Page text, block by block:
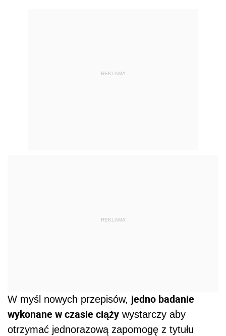
REKLAMA
REKLAMA
W myśl nowych przepisów, jedno badanie
wykonane w czasie ciąży wystarczy aby
otrzymać jednorazową zapomogę z tytułu